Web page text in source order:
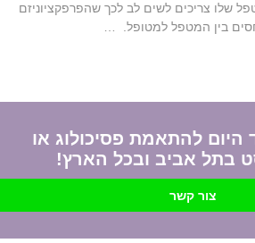
שלו צריכים לשים לב לכך שהפרפקציוניזם
בין המטפל למטופל. …
היום להתאמת פסיכולוג או
בתל אביב ובכל הארץ!
צור קשר